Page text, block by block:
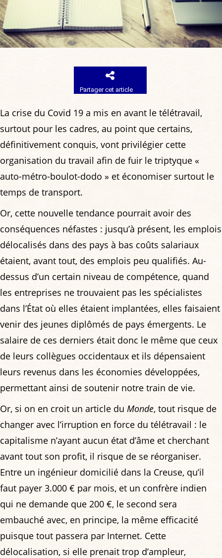
Partager cet article
La crise du Covid 19 a mis en avant le télétravail,
surtout pour les cadres, au point que certains,
définitivement conquis, vont privilégier cette
organisation du travail afin de fuir le triptyque «
auto-métro-boulot-dodo » et économiser surtout le
temps de transport.
Or, cette nouvelle tendance pourrait avoir des
conséquences néfastes : jusqu’à présent, les emplois
délocalisés dans des pays à bas coûts salariaux
étaient, avant tout, des emplois peu qualifiés. Au-
dessus d’un certain niveau de compétence, quand
les entreprises ne trouvaient pas les spécialistes
dans l’État où elles étaient implantées, elles faisaient
venir des jeunes diplômés de pays émergents. Le
salaire de ces derniers était donc le même que ceux
de leurs collègues occidentaux et ils dépensaient
leurs revenus dans les économies développées,
permettant ainsi de soutenir notre train de vie.
Or, si on en croit un article du Monde, tout risque de
changer avec l’irruption en force du télétravail : le
capitalisme n’ayant aucun état d’âme et cherchant
avant tout son profit, il risque de se réorganiser.
Entre un ingénieur domicilié dans la Creuse, qu’il
faut payer 3.000 € par mois, et un confrère indien
qui ne demande que 200 €, le second sera
embauché avec, en principe, la même efficacité
puisque tout passera par Internet. Cette
délocalisation, si elle prenait trop d’ampleur,